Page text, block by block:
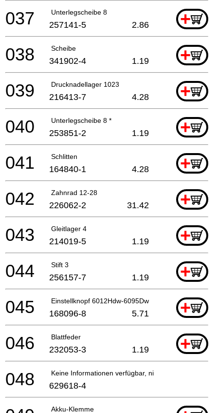
Unterlegscheibe 8 +
037 257141-5 2.86
Scheibe +
038 341902-4 1.19
Drucknadellager 1023 +
039 216413-7 4.28
Unterlegscheibe 8 * +
040 253851-2 1.19
Schlitten +
041 164840-1 4.28
Zahnrad 12-28 +
042 226062-2 31.42
Gleitlager 4 +
043 214019-5 1.19
Stift 3 +
044 256157-7 1.19
Einstellknopf 6012Hdw-6095Dw +
045 168096-8 5.71
Blattfeder +
046 232053-3 1.19
Keine Informationen verfügbar, nicht bestellbar
048 629618-4
Akku-Klemme